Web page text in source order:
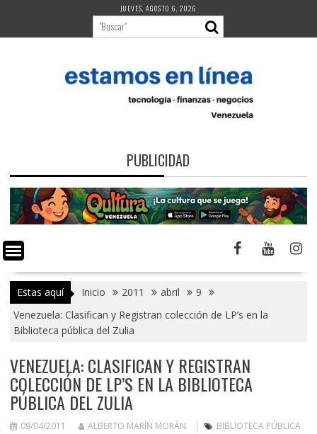
contenido
JUEVES, AGOSTO 6, 2026
PUBLICIDAD
Estas aquí Inicio 2011 abril
9
Venezuela: Clasifican y Registran colección de LP’s en la
Biblioteca pública del Zulia
VENEZUELA: CLASIFICAN Y REGISTRAN
COLECCIÓN DE LP’S EN LA BIBLIOTECA
PÚBLICA DEL ZULIA
09/04/2011 ALBERTO MARÍN MORÁN
BIBLIOTECA PÚBLICA